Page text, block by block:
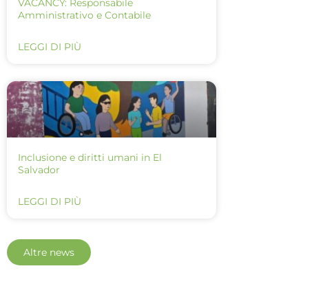
VACANCY: Responsabile
Amministrativo e Contabile
LEGGI DI PIÙ
Inclusione e diritti umani in El
Salvador
LEGGI DI PIÙ
Altre news